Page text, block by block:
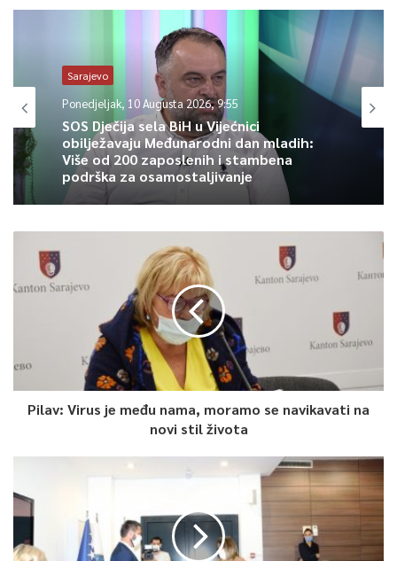
Sarajevo
Ponedjeljak, 10 Augusta 2026, 9:55
SOS Dječija sela BiH u Vijećnici
obilježavaju Međunarodni dan mladih:
Više od 200 zaposlenih i stambena
podrška za osamostaljivanje
Pilav: Virus je među nama, moramo se navikavati na
novi stil života